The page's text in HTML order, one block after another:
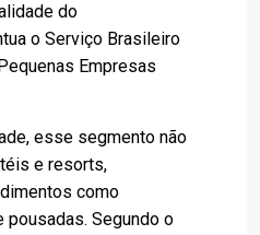
do
o Serviço Brasileiro
Empresas
esse segmento não
e resorts,
como
Segundo o